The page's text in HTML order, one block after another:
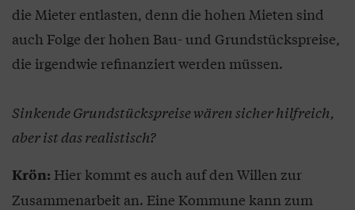
die Mieter entlasten, denn die hohen Mieten sind
auch Folge der hohen Bau- und Grundstückspreise,
die irgendwie refinanziert werden müssen.
Sinkende Grundstückspreise wären sicher hilfreich,
aber ist das realistisch?
Krön: Hier kommt es auch auf den Willen zur
Zusammenarbeit an. Eine Kommune kann zum